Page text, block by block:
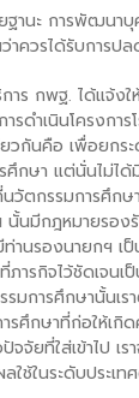
ฐานะ การพัฒนาบุ
าควรได้รับการป
าร กพฐ. ได้แจ้ง
รดำเนินโครงกา
ยวกันคือ เพื่อยก
กษา แต่นั่นไม่ไ
วัตกรรมการศึกษ
นั้นมีกฎหมายรอง
านรองนายกฯ เป็
ภารกิจไว้ชัดเจน
มการศึกษานั้นเร
รศึกษาที่ก่อให้เ
จจัยที่ใส่เข้าไป เ
ใช้ในระดับประเท